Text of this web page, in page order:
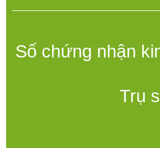
Số chứng nhận
Trụ